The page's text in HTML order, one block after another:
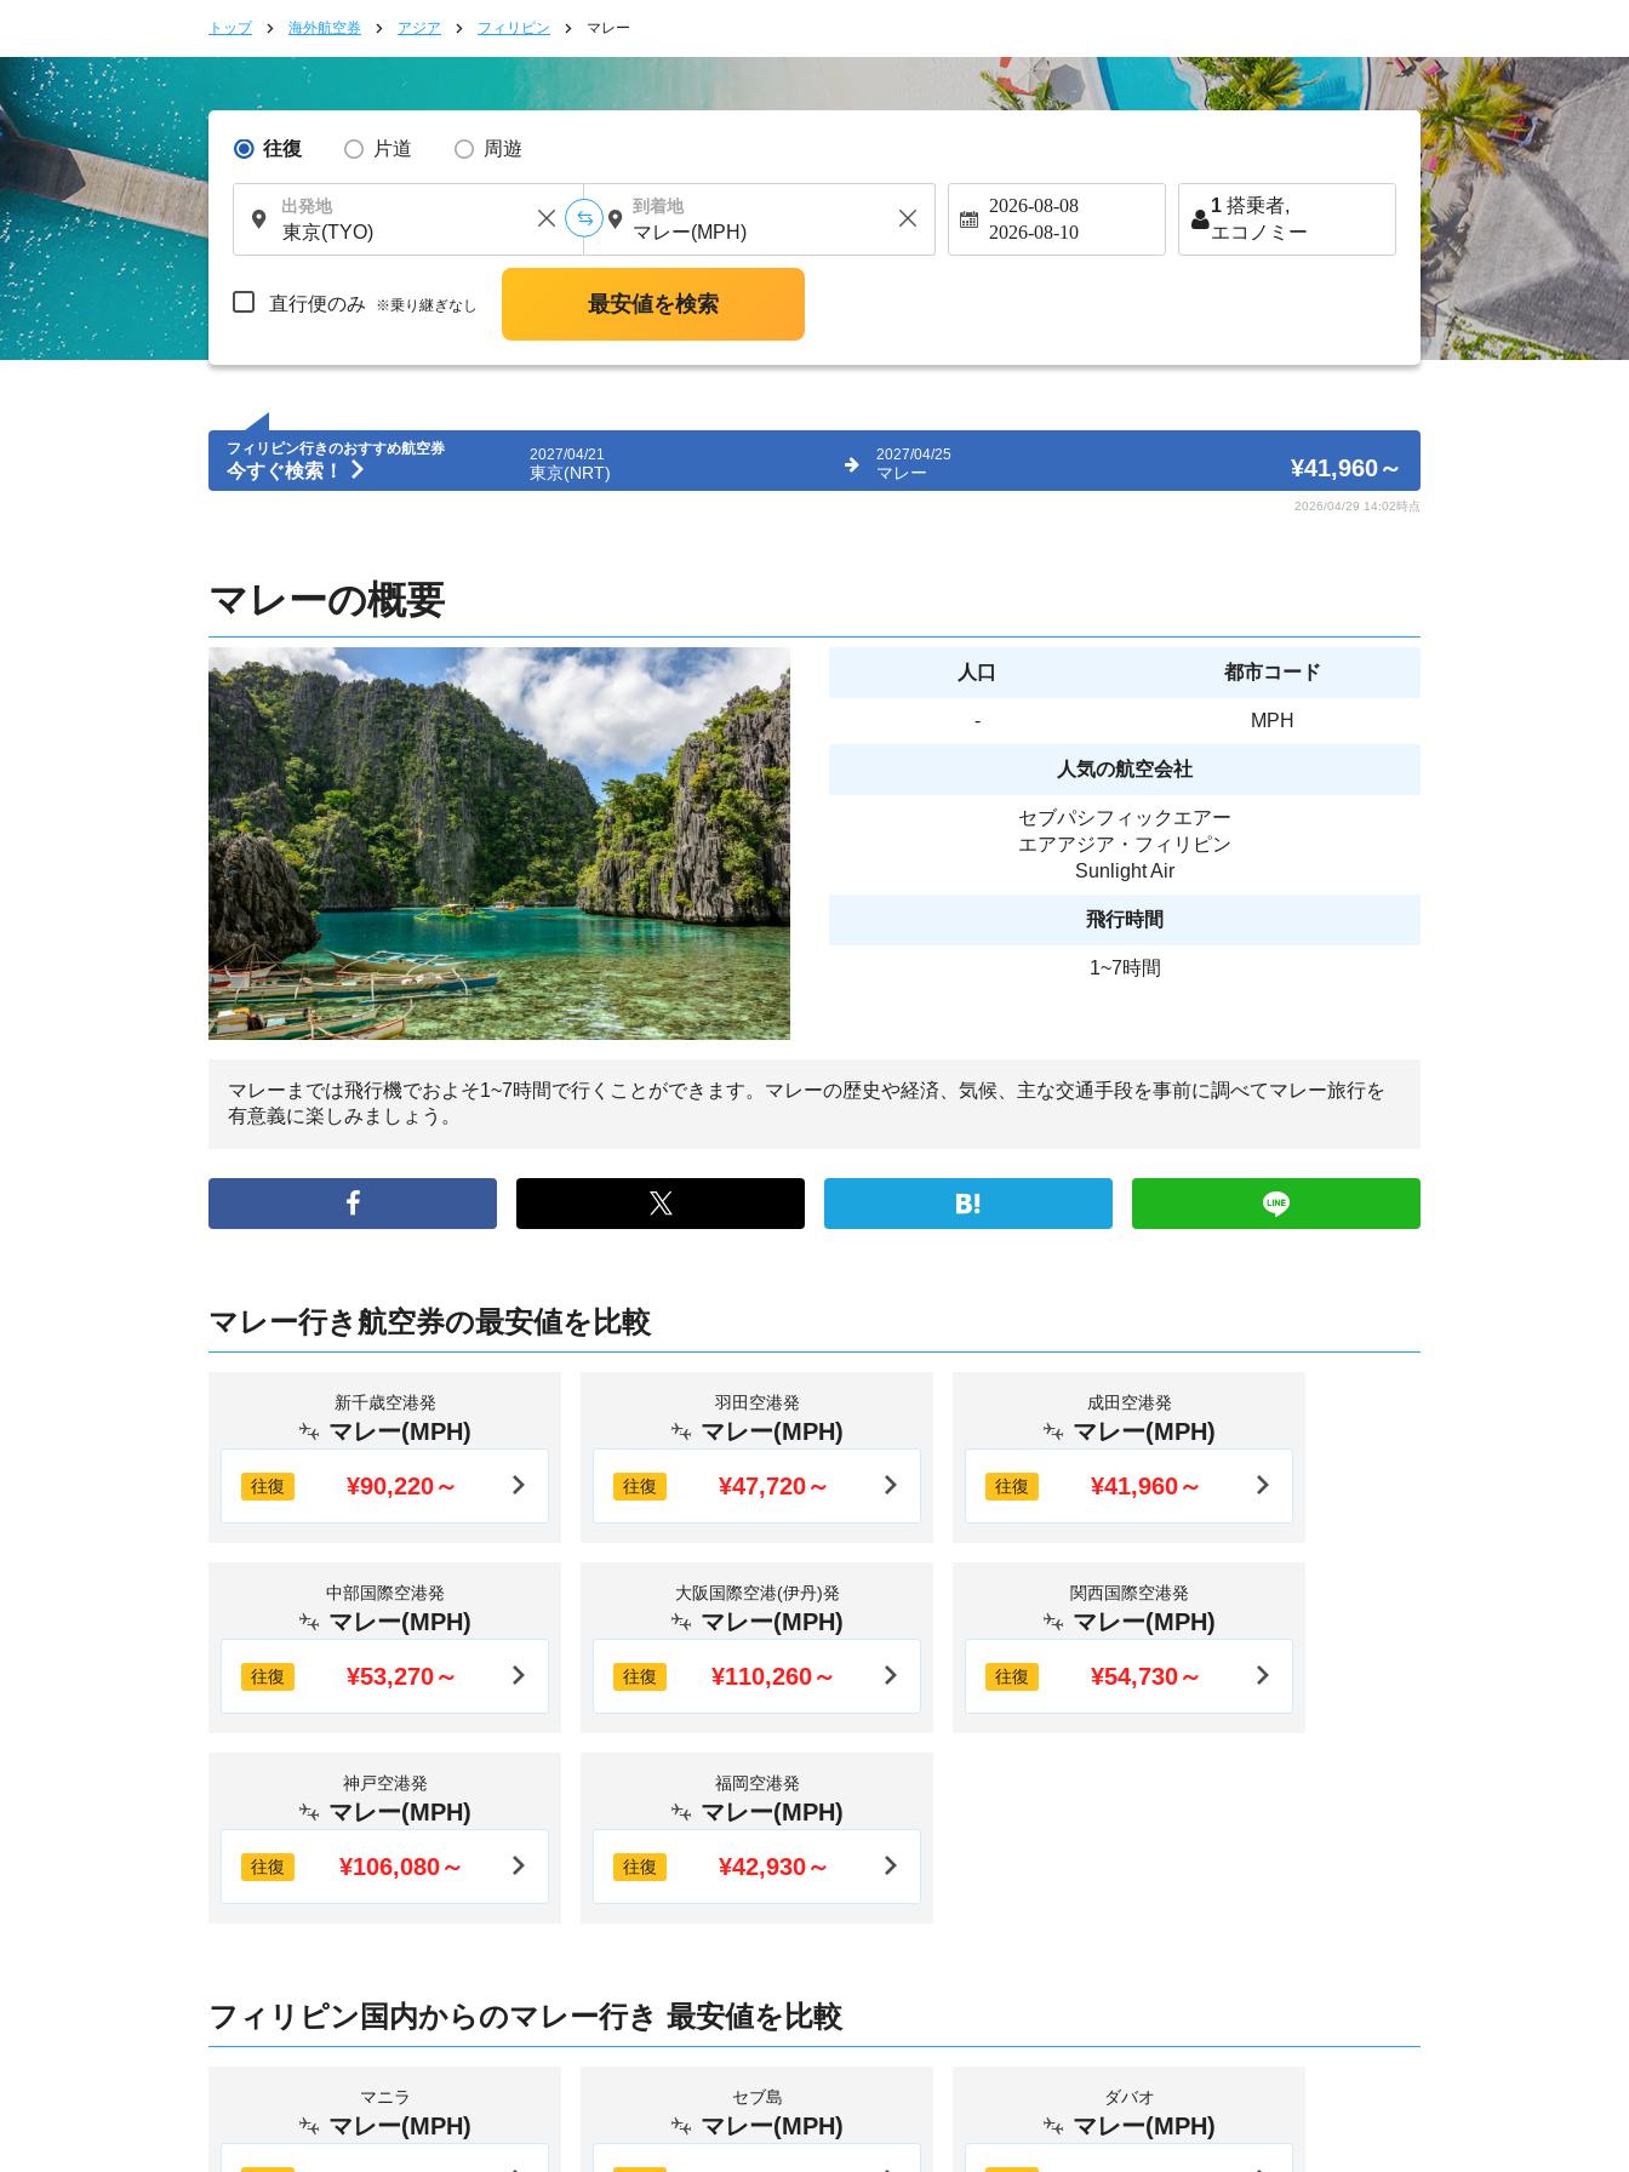
トップ 海外航空券 アジア フィリピン マレー
往復 片道 周遊
出発地 到着地 2026-08-08
2026-08-10
1 搭乗者,
エコノミー
直行便のみ ※乗り継ぎなし 最安値を検索
フィリピン行きのおすすめ航空券
今すぐ検索！
2027/04/21
東京(NRT)
2027/04/25
マレー ¥41,960～
2026/04/29 14:02時点
マレーの概要
人口 都市コード
- MPH
人気の航空会社
セブパシフィックエアー
エアアジア・フィリピン
Sunlight Air
飛行時間
1~7時間
マレーまでは飛行機でおよそ1~7時間で行くことができます。マレーの歴史や経済、気候、主な交通手段を事前に調べてマレー旅行を
有意義に楽しみましょう。
マレー行き航空券の最安値を比較
新千歳空港発
マレー(MPH)
往復 ¥90,220～
羽田空港発
マレー(MPH)
往復 ¥47,720～
成田空港発
マレー(MPH)
往復 ¥41,960～
中部国際空港発
マレー(MPH)
往復 ¥53,270～
大阪国際空港(伊丹)発
マレー(MPH)
往復 ¥110,260～
関西国際空港発
マレー(MPH)
往復 ¥54,730～
神戸空港発
マレー(MPH)
往復 ¥106,080～
福岡空港発
マレー(MPH)
往復 ¥42,930～
フィリピン国内からのマレー行き 最安値を比較
マニラ
マレー(MPH)
セブ島
マレー(MPH)
ダバオ
マレー(MPH)